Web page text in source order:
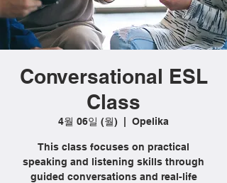
Conversational ESL
Class
4월 06일 (월) Opelika
This class focuses on practical
speaking and listening skills through
guided conversations and real-life